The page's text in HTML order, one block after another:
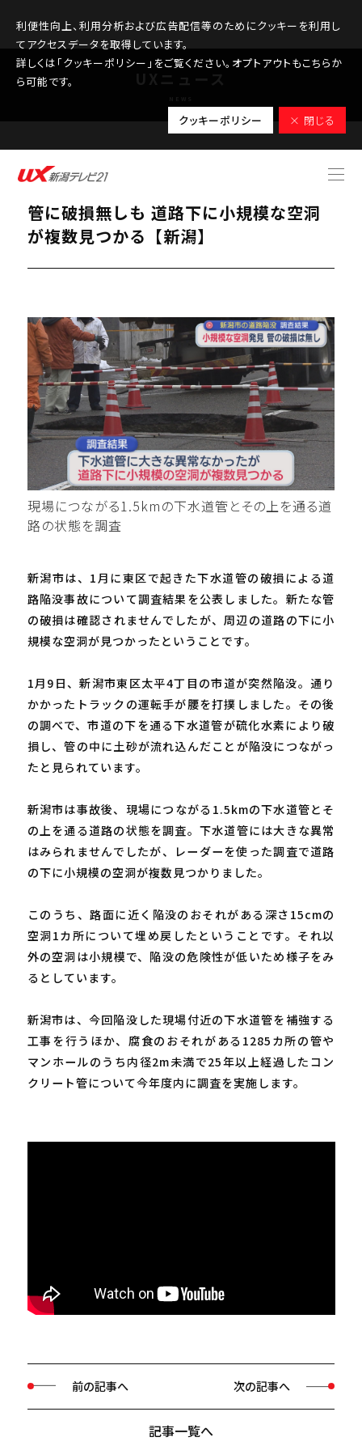
利便性向上、利用分析および広告配信等のためにクッキーを利用し
てアクセスデータを取得しています。
詳しくは「クッキーポリシー」をご覧ください。オプトアウトもこちらか
ら可能です。
クッキーポリシー × 閉じる
2026.02.24
道路陥没事故の調査結果を公表：下水道
管に破損無しも 道路下に小規模な空洞
が複数見つかる【新潟】
現場につながる1.5kmの下水道管とその上を通る道
路の状態を調査
新潟市は、1月に東区で起きた下水道管の破損による道
路陥没事故について調査結果を公表しました。新たな管
の破損は確認されませんでしたが、周辺の道路の下に小
規模な空洞が見つかったということです。
1月9日、新潟市東区太平4丁目の市道が突然陥没。通り
かかったトラックの運転手が腰を打撲しました。その後
の調べで、市道の下を通る下水道管が硫化水素により破
損し、管の中に土砂が流れ込んだことが陥没につながっ
たと見られています。
新潟市は事故後、現場につながる1.5kmの下水道管とそ
の上を通る道路の状態を調査。下水道管には大きな異常
はみられませんでしたが、レーダーを使った調査で道路
の下に小規模の空洞が複数見つかりました。
このうち、路面に近く陥没のおそれがある深さ15cmの
空洞1カ所について埋め戻したということです。それ以
外の空洞は小規模で、陥没の危険性が低いため様子をみ
るとしています。
新潟市は、今回陥没した現場付近の下水道管を補強する
工事を行うほか、腐食のおそれがある1285カ所の管や
マンホールのうち内径2m未満で25年以上経過したコン
クリート管について今年度内に調査を実施します。
前の記事へ
記事一覧へ
次の記事へ